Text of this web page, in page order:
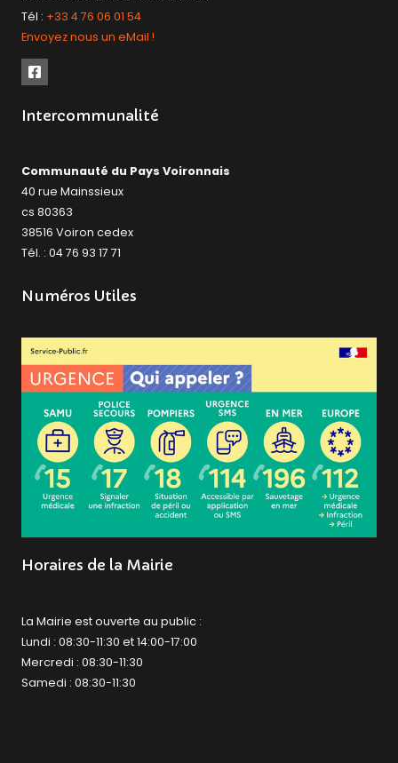
Tél : +33 4 76 06 01 54
Envoyez nous un eMail !
Intercommunalité
Communauté du Pays Voironnais
40 rue Mainssieux
cs 80363
38516 Voiron cedex
Tél. : 04 76 93 17 71
Numéros Utiles
Horaires de la Mairie
La Mairie est ouverte au public :
Lundi : 08:30-11:30 et 14:00-17:00
Mercredi : 08:30-11:30
Samedi : 08:30-11:30